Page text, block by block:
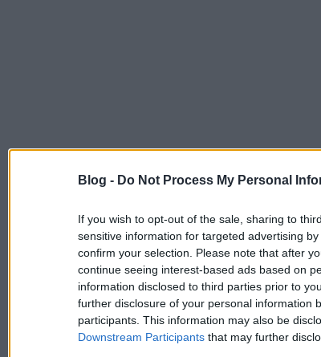
Blog - Do Not Process My Personal
If you wish to opt-out of the sale, sharing to
sensitive information for targeted advertising
confirm your selection. Please note that after
continue seeing interest-based ads based on
information disclosed to third parties prior to
further disclosure of your personal information
participants. This information may also be
Downstream Participants that may further